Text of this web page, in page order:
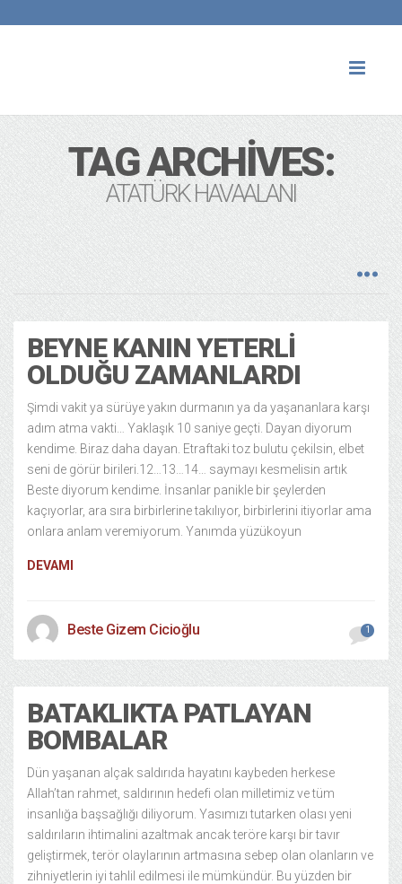
TAG ARCHIVES:
ATATÜRK HAVAALANI
BEYNE KANIN YETERLI
OLDUĞU ZAMANLARDI
Şimdi vakit ya sürüye yakın durmanın ya da yaşananlara karşı
adım atma vakti… Yaklaşık 10 saniye geçti. Dayan diyorum
kendime. Biraz daha dayan. Etraftaki toz bulutu çekilsin, elbet
seni de görür birileri.12…13…14… saymayı kesmelisin artık
Beste diyorum kendime. İnsanlar panikle bir şeylerden
kaçıyorlar, ara sıra birbirlerine takılıyor, birbirlerini itiyorlar ama
onlara anlam veremiyorum. Yanımda yüzükoyun
DEVAMI
Beste Gizem Cicioğlu 1
BATAKLIKTA PATLAYAN
BOMBALAR
Dün yaşanan alçak saldırıda hayatını kaybeden herkese
Allah’tan rahmet, saldırının hedefi olan milletimiz ve tüm
insanlığa başsağlığı diliyorum. Yasımızı tutarken olası yeni
saldırıların ihtimalini azaltmak ancak teröre karşı bir tavır
geliştirmek, terör olaylarının artmasına sebep olan olanların ve
zihniyetlerin iyi tahlil edilmesi ile mümkündür. Bu yüzden bir